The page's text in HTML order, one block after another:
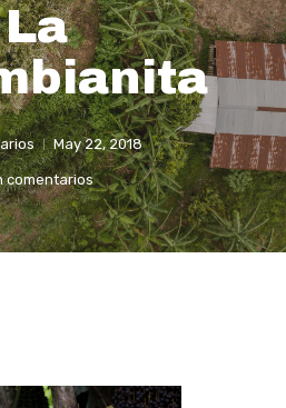
La
May 22, 2018
comentarios